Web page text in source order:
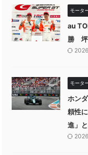
モータ
au
勝 坪
モータ
ホン
頼性
進」